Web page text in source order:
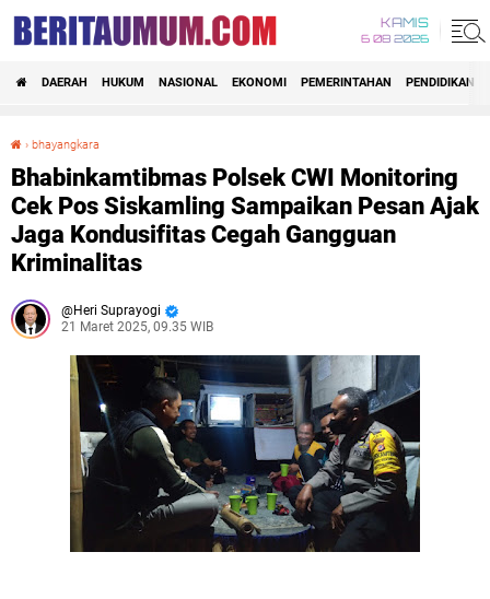
KAMIS
6 08 2026
DAERAH HUKUM NASIONAL EKONOMI PEMERINTAHAN PENDIDIKAN
› bhayangkara
Bhabinkamtibmas Polsek CWI Monitoring
Cek Pos Siskamling Sampaikan Pesan Ajak
Jaga Kondusifitas Cegah Gangguan
Kriminalitas
Heri Suprayogi
21 Maret 2025, 09.35 WIB